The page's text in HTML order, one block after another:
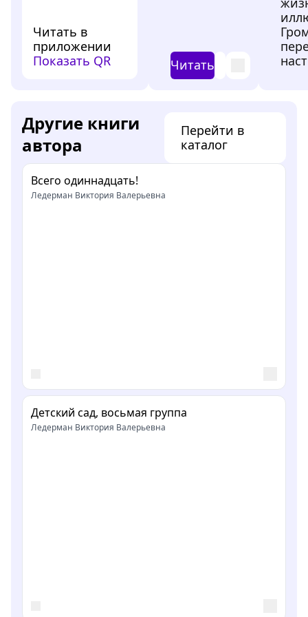
Читать в
приложении
Показать QR
Читать
Другие книги
автора
Перейти в
каталог
Всего одиннадцать!
Ледерман Виктория Валерьевна
Детский сад, восьмая группа
Ледерман Виктория Валерьевна